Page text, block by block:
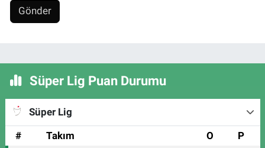
Gönder
Süper Lig Puan Durumu
Süper Lig
#
Takım O P